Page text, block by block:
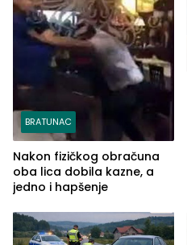
BRATUNAC
Nakon fizičkog obračuna
oba lica dobila kazne, a
jedno i hapšenje